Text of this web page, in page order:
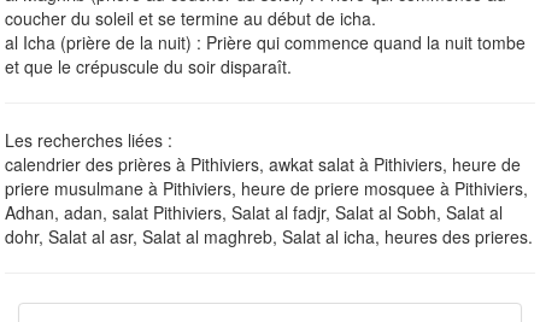
coucher du soleil et se termine au début de icha.
al Icha (prière de la nuit) : Prière qui commence quand la nuit tombe
et que le crépuscule du soir disparaît.
Les recherches liées :
calendrier des prières à Pithiviers, awkat salat à Pithiviers, heure de
priere musulmane à Pithiviers, heure de priere mosquee à Pithiviers,
Adhan, adan, salat Pithiviers, Salat al fadjr, Salat al Sobh, Salat al
dohr, Salat al asr, Salat al maghreb, Salat al icha, heures des prieres.